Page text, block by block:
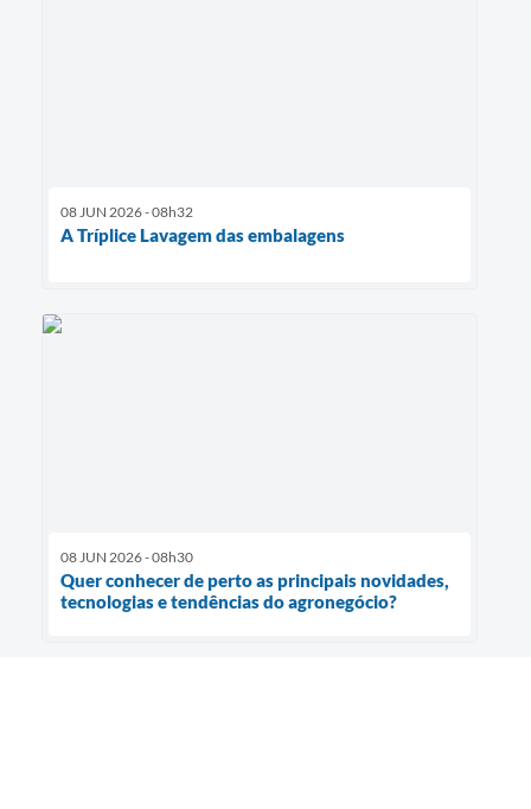
08 JUN 2026 - 08h32
A Tríplice Lavagem das embalagens
08 JUN 2026 - 08h30
Quer conhecer de perto as principais novidades,
tecnologias e tendências do agronegócio?